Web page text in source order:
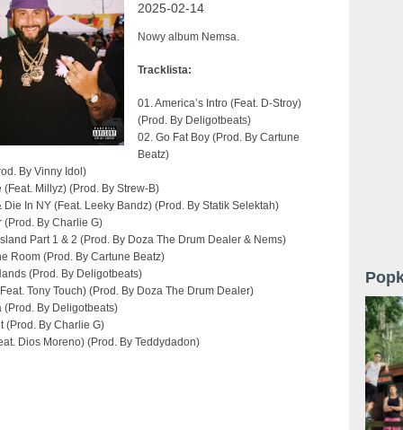
2025-02-14
Nowy album Nemsa.
Tracklista:
01. America’s Intro (Feat. D-Stroy)
(Prod. By Deligotbeats)
02. Go Fat Boy (Prod. By Cartune
Beatz)
By Vinny Idol)
(Feat. Millyz) (Prod. By Strew-B)
Die In NY (Feat. Leeky Bandz) (Prod. By Statik Selektah)
(Prod. By Charlie G)
Part 1 & 2 (Prod. By Doza The Drum Dealer & Nems)
Room (Prod. By Cartune Beatz)
(Prod. By Deligotbeats)
Tony Touch) (Prod. By Doza The Drum Dealer)
(Prod. By Deligotbeats)
(Prod. By Charlie G)
Dios Moreno) (Prod. By Teddydadon)